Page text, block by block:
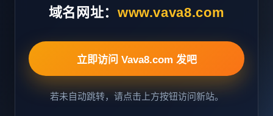
域名网址： www.vava8.com
立即访问 Vava8.com 发吧
若未自动跳转，请点击上方按钮访问新站。